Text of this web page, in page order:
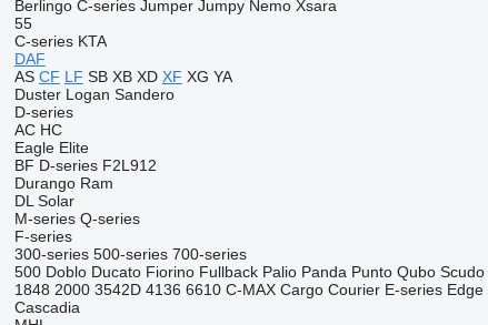
Berlingo C-series Jumper Jumpy Nemo Xsara
55
C-series KTA
DAF
AS CF LF SB XB XD XF XG YA
Duster Logan Sandero
D-series
AC HC
Eagle Elite
BF D-series F2L912
Durango Ram
DL Solar
M-series Q-series
F-series
300-series 500-series 700-series
500 Doblo Ducato Fiorino Fullback Palio Panda Punto Qubo Scudo
1848 2000 3542D 4136 6610 C-MAX Cargo Courier E-series Edge
Cascadia